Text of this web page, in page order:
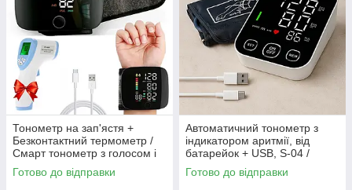
Тонометр на зап'ястя +
Безконтактний термометр /
Смарт тонометр з голосом і
сенсорним дисплеєм
Готово до відправки
Автоматичний тонометр з
індикатором аритмії, від
батарейок + USB, S-04 /
Апарат для вимірювання
артеріального тиску
Готово до відправки